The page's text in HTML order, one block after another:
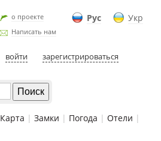
Рус Укр
о проекте
Написать нам
войти зарегистрироваться
Карта | Замки | Погода | Отели |